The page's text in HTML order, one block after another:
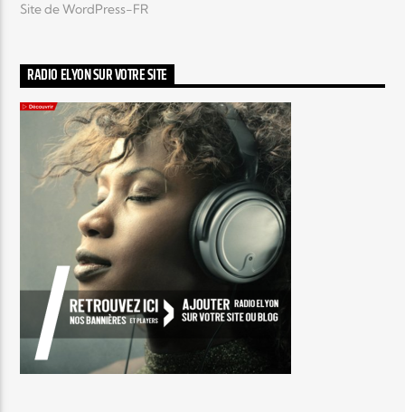
Site de WordPress-FR
RADIO ELYON SUR VOTRE SITE